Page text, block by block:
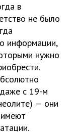
в
не было
информации,
нужно
с 19-м
— они